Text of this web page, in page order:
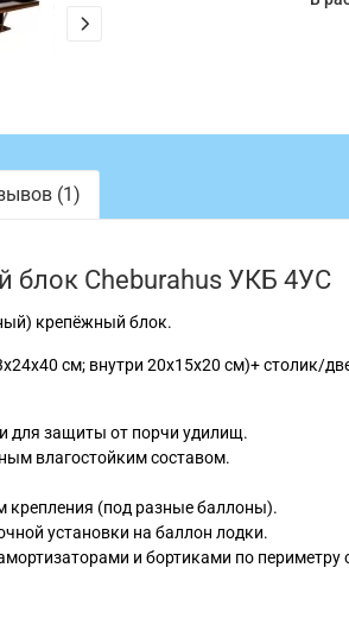
(1)
Cheburahus УКБ 4УС
крепёжный блок.
см; внутри 20х15х20 см)+ столик/
для защиты от порчи удилищ.
влагостойким составом.
крепления (под разные баллоны).
установки на баллон лодки.
и бортиками по периметру